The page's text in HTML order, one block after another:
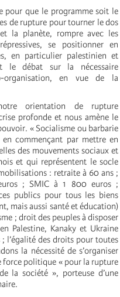
pour que le programme soit le
de rupture pour tourner le dos
la planète, rompre avec les
se positionner en
en particulier palestinien et
le débat sur la nécessaire
organisation, en vue de la
orientation de rupture
profonde et nous amène le
« Socialisme ou barbarie
commençant par mettre en
des mouvements sociaux et
et qui représentent le socle
: retraite à 60 ans ;
; SMIC à 1 800 euros ;
publics pour tous les biens
mais aussi santé et éducation)
; droit des peuples à disposer
Palestine, Kanaky et Ukraine
l’égalité des droits pour toutes
la nécessité de s’organiser
force politique « pour la rupture
la société », porteuse d’une